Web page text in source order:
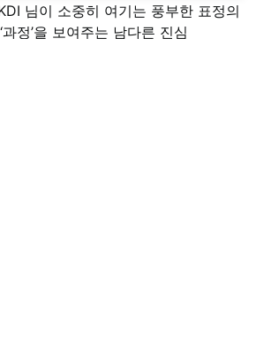
님이 소중히 여기는 풍부한 표정의
정’을 보여주는 남다른 진심